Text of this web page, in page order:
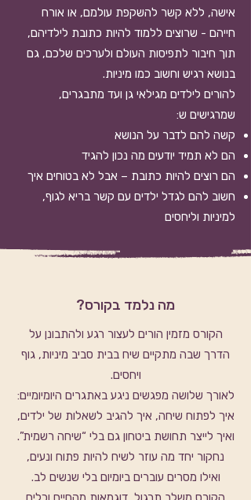
אישה, ללא קשר להשקפת עולמם, או אורח
חייהם - שרוצים ללמוד להיות כתובת לילדיהם,
תוך חיבור לתפיסות העולם ולערכים שלכם, גם
בנושא רגיש וחשוב כמו מיניות.
להורים לילדים מגילאי גן ועד מתבגרים,
שמרגישים ש:
קשה להם לדבר על הנושא
הם לא תמיד יודעים מה נכון להגיד
הם רוצים להיות כתובת – אבל לא בטוחים איך
חשוב להם לגדל ילדים עם קשר בריא לגוף,
למיניות וליחסים
מה נלמד בקורס?
הקורס מזמין הורים לעצור רגע ולהתבונן על
הדרך שבה מתקיים שיח בבית סביב מיניות, גוף
ויחסים.
לאורך שלושה מפגשים ניגע באתגרים היומיומיים:
איך לפתוח שיחה, איך להגיב לשאלות של ילדים,
ואיך לייצר תחושת ביטחון גם בלי “שיחה רשמית”.
נחקור יחד מה עוזר לשיח להיות פתוח ונעים,
ואילו מסרים עוברים ביומיום בלי שנשים לב.